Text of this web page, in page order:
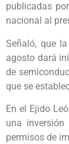
publicadas
nacional al
Señaló, que
agosto dará
de
que se
En el Ejido
una
permisos de